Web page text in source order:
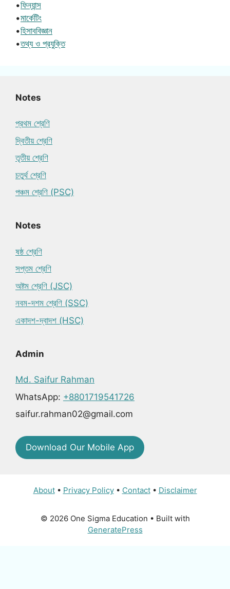
•ফিন্যান্স
•মার্কেটিং
•হিসাববিজ্ঞান
•তথ্য ও প্রযুক্তি
Notes
প্রথম শ্রেণি
দ্বিতীয় শ্রেণি
তৃতীয় শ্রেণি
চতুর্থ শ্রেণি
পঞ্চম শ্রেণি (PSC)
Notes
ষষ্ঠ শ্রেণি
সপ্তম শ্রেণি
অষ্টম শ্রেণি (JSC)
নবম-দশম শ্রেণি (SSC)
একাদশ-দ্বাদশ (HSC)
Admin
Md. Saifur Rahman
WhatsApp: +8801719541726
saifur.rahman02@gmail.com
Download Our Mobile App
About• Privacy Policy• Contact• Disclaimer
© 2026 One Sigma Education • Built with
GeneratePress